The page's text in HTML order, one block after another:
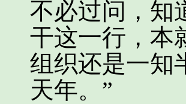
不必过问，知
干这一行，本
组织还是一知
天年。”